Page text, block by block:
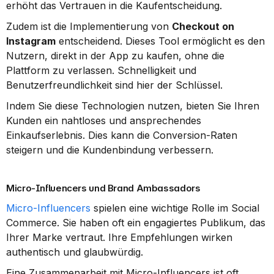
erhöht das Vertrauen in die Kaufentscheidung.
Zudem ist die Implementierung von Checkout on
Instagram entscheidend. Dieses Tool ermöglicht es den
Nutzern, direkt in der App zu kaufen, ohne die
Plattform zu verlassen. Schnelligkeit und
Benutzerfreundlichkeit sind hier der Schlüssel.
Indem Sie diese Technologien nutzen, bieten Sie Ihren
Kunden ein nahtloses und ansprechendes
Einkaufserlebnis. Dies kann die Conversion-Raten
steigern und die Kundenbindung verbessern.
Micro-Influencers und Brand Ambassadors
Micro-Influencers spielen eine wichtige Rolle im Social
Commerce. Sie haben oft ein engagiertes Publikum, das
Ihrer Marke vertraut. Ihre Empfehlungen wirken
authentisch und glaubwürdig.